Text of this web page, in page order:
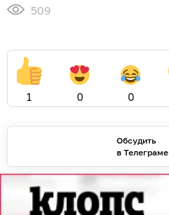
509
1 0 0
Обсудить
в Телеграме